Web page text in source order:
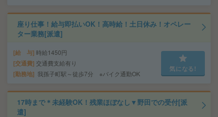
座り仕事！給与即払いOK！高時給！土日休み！オペレー
ター業務[派遣]
給 与 時給1450円
交通費 交通費支給有り
勤務地 我孫子町駅～徒歩7分 ※バイク通勤OK
気になる!
17時まで＊未経験OK！残業ほぼなし▼野田での受付[派
遣]